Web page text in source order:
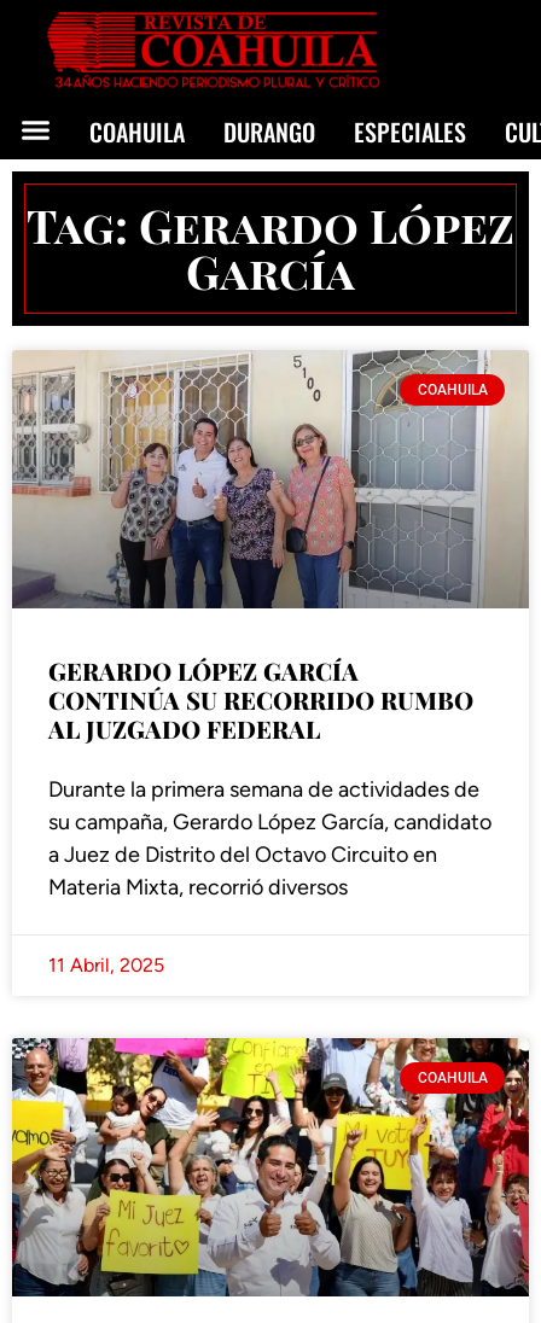
COAHUILA DURANGO ESPECIALES
Tag: Gerardo López
García
COAHUILA
GERARDO LÓPEZ GARCÍA
CONTINÚA SU RECORRIDO RUMBO
AL JUZGADO FEDERAL
Durante la primera semana de actividades de
su campaña, Gerardo López García, candidato
a Juez de Distrito del Octavo Circuito en
Materia Mixta, recorrió diversos
11 Abril, 2025
COAHUILA